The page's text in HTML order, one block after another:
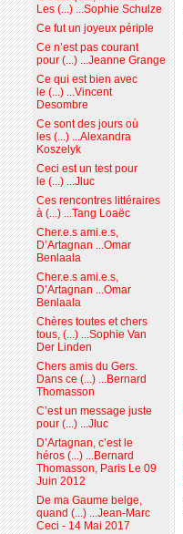
Les (...) ...Sophie Schulze
Ce fut un joyeux périple
Ce n’est pas courant
pour (...) ...Jeanne Grange
Ce qui est bien avec
le (...) ...Vincent
Desombre
Ce sont des jours où
les (...) ...Alexandra
Koszelyk
Ceci est un test pour
le (...) ...Jluc
Ces rencontres littéraires
à (...) ...Tang Loaëc
Cher.e.s ami.e.s,
D’Artagnan ...Omar
Benlaala
Cher.e.s ami.e.s,
D’Artagnan ...Omar
Benlaala
Chères toutes et chers
tous, (...) ...Sophie Van
Der Linden
Chers amis du Gers.
Dans ce (...) ...Bernard
Thomasson
C’est un message juste
pour (...) ...Jluc
D’Artagnan, c’est le
héros (...) ...Bernard
Thomasson, Paris Le 09
Juin 2012
De ma Gaume belge,
quand (...) ...Jean-Marc
Ceci - 14 Mai 2017